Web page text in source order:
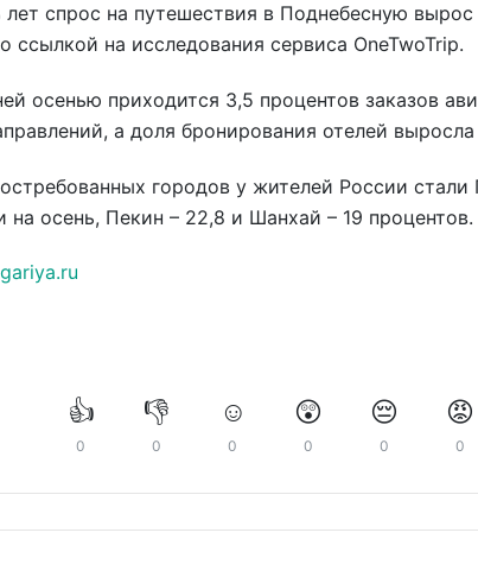
лет спрос на путешествия в Поднебесную
ссылкой на исследования сервиса OneTwoTrip.
осенью приходится 3,5 процентов заказов
а доля бронирования отелей
городов у жителей России стали
на осень, Пекин – 22,8 и Шанхай – 19 процентов.
👍
0
👎
0
☺️
0
😲
0
😔
0
😡
0